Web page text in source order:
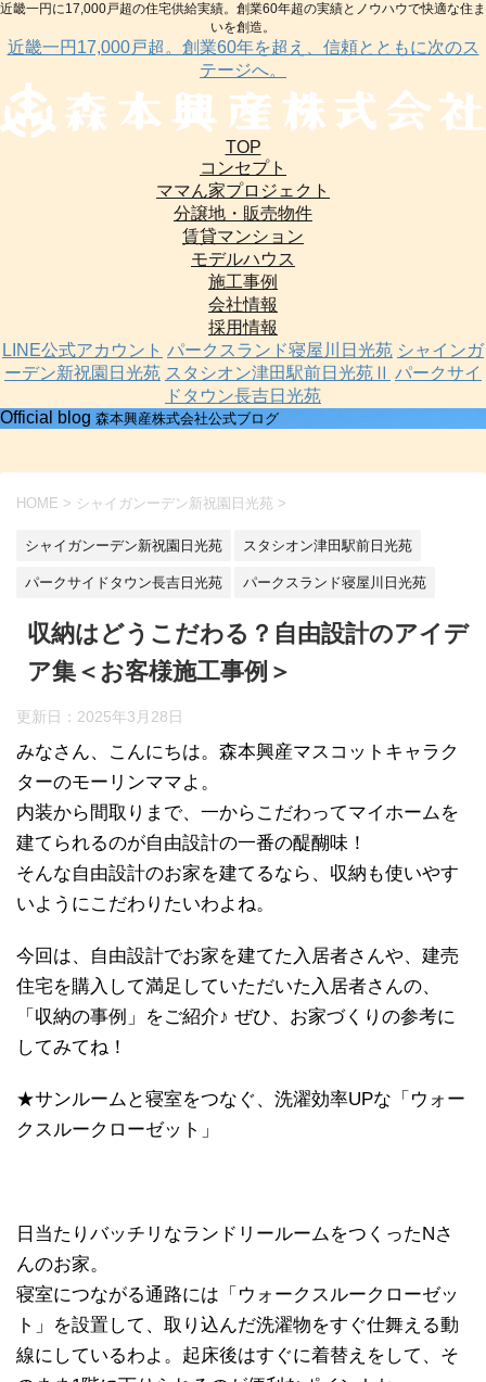
近畿一円に17,000戸超の住宅供給実績。創業60年超の実績とノウハウで快適な住ま
いを創造。
近畿一円17,000戸超。創業60年を超え、信頼とともに次のス
テージへ。
TOP
コンセプト
ママん家プロジェクト
分譲地・販売物件
賃貸マンション
モデルハウス
施工事例
会社情報
採用情報
LINE公式アカウント パークスランド寝屋川日光苑 シャインガ
ーデン新祝園日光苑 スタシオン津田駅前日光苑Ⅱ パークサイ
ドタウン長吉日光苑
Official blog 森本興産株式会社公式ブログ
HOME > シャイガンーデン新祝園日光苑 >
シャイガンーデン新祝園日光苑 スタシオン津田駅前日光苑
パークサイドタウン長吉日光苑 パークスランド寝屋川日光苑
収納はどうこだわる？自由設計のアイデ
ア集＜お客様施工事例＞
更新日： 2025年3月28日
みなさん、こんにちは。森本興産マスコットキャラク
ターのモーリンママよ。
内装から間取りまで、一からこだわってマイホームを
建てられるのが自由設計の一番の醍醐味！
そんな自由設計のお家を建てるなら、収納も使いやす
いようにこだわりたいわよね。
今回は、自由設計でお家を建てた入居者さんや、建売
住宅を購入して満足していただいた入居者さんの、
「収納の事例」をご紹介♪ ぜひ、お家づくりの参考に
してみてね！
★サンルームと寝室をつなぐ、洗濯効率UPな「ウォー
クスルークローゼット」
日当たりバッチリなランドリールームをつくったNさ
んのお家。
寝室につながる通路には「ウォークスルークローゼッ
ト」を設置して、取り込んだ洗濯物をすぐ仕舞える動
線にしているわよ。起床後はすぐに着替えをして、そ